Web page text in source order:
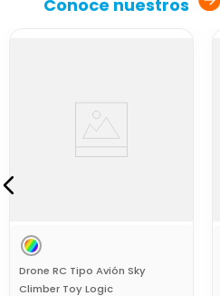
Conoce nuestros
Drone RC Tipo Avión Sky
Climber Toy Logic